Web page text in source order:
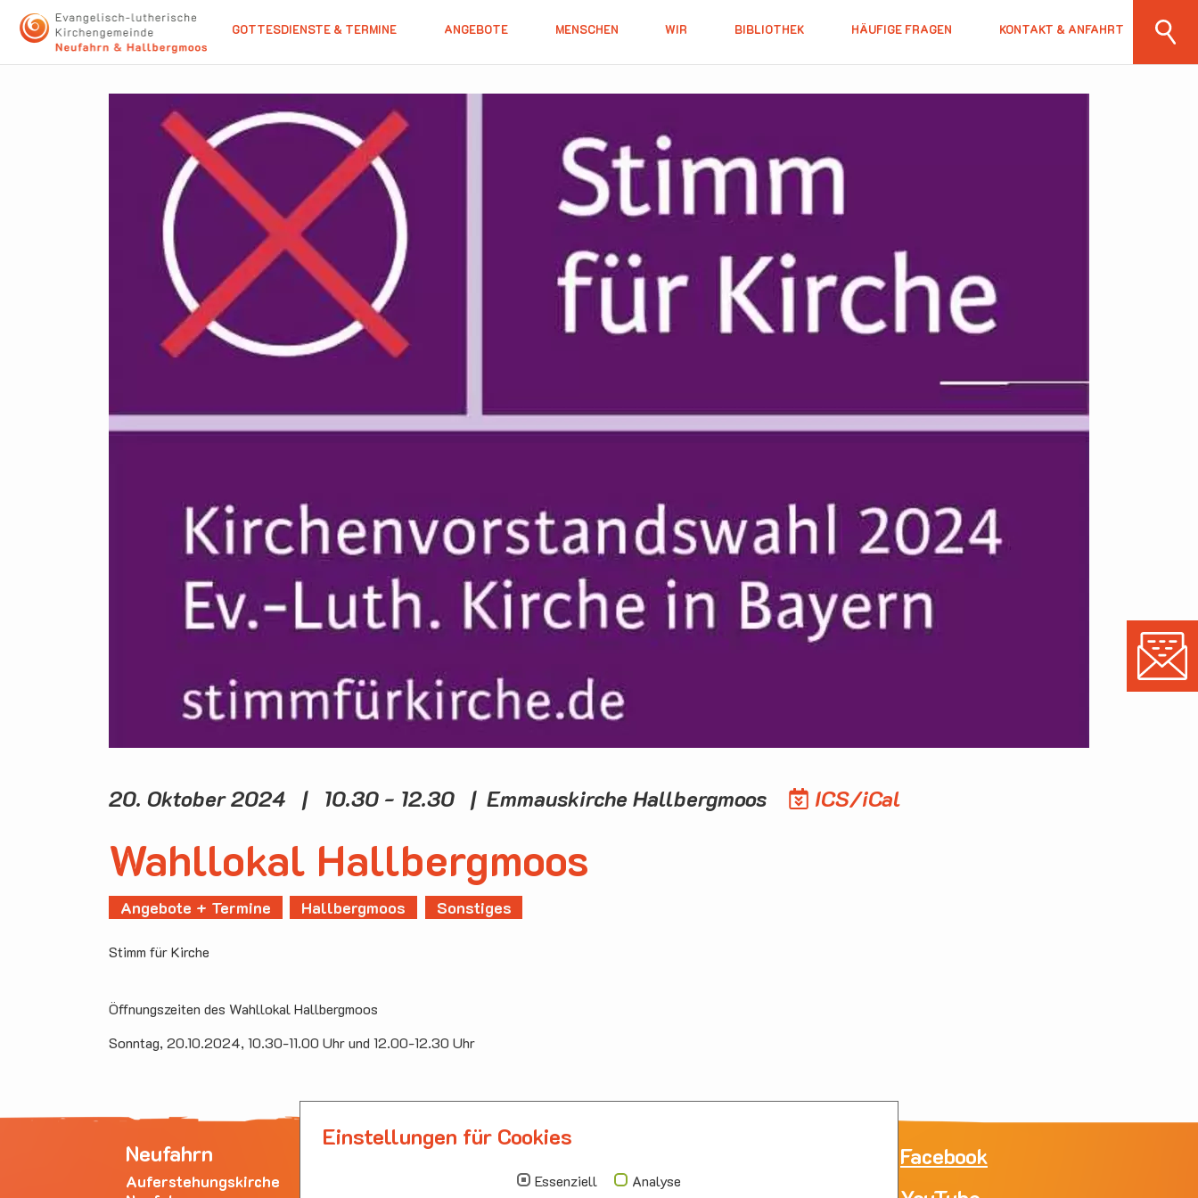
GOTTESDIENSTE & TERMINE ANGEBOTE MENSCHEN WIR BIBLIOTHEK HÄUFIGE FRAGEN KONTAKT & ANFAHRT
20. Oktober 2024 | 10.30 - 12.30 | Emmauskirche Hallbergmoos ICS/iCal
Wahllokal Hallbergmoos
Angebote + Termine Hallbergmoos Sonstiges
Stimm für Kirche
Öffnungszeiten des Wahllokal Hallbergmoos
Sonntag, 20.10.2024, 10.30-11.00 Uhr und 12.00-12.30 Uhr
Neufahrn
Auferstehungskirche
Hallbergmoos
Emmauskirche Hallbergmoos
Sonntag
Facebook
Einstellungen für Cookies
Essenziell Analyse